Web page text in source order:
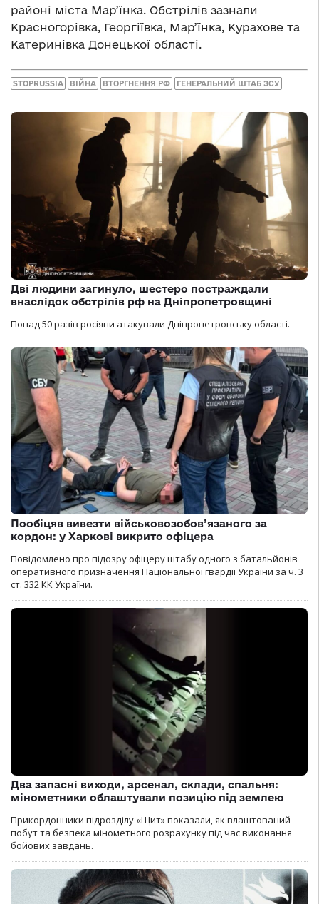
районі міста Мар’їнка. Обстрілів зазнали
Красногорівка, Георгіївка, Мар’їнка, Курахове та
Катеринівка Донецької області.
STOPRUSSIA ВІЙНА ВТОРГНЕННЯ РФ ГЕНЕРАЛЬНИЙ ШТАБ ЗСУ
Дві людини загинуло, шестеро постраждали
внаслідок обстрілів рф на Дніпропетровщині
Понад 50 разів росіяни атакували Дніпропетровську області.
Пообіцяв вивезти військовозобов’язаного за
кордон: у Харкові викрито офіцера
Повідомлено про підозру офіцеру штабу одного з батальйонів
оперативного призначення Національної гвардії України за ч. 3
ст. 332 КК України.
Два запасні виходи, арсенал, склади, спальня:
мінометники облаштували позицію під землею
Прикордонники підрозділу «Щит» показали, як влаштований
побут та безпека мінометного розрахунку під час виконання
бойових завдань.